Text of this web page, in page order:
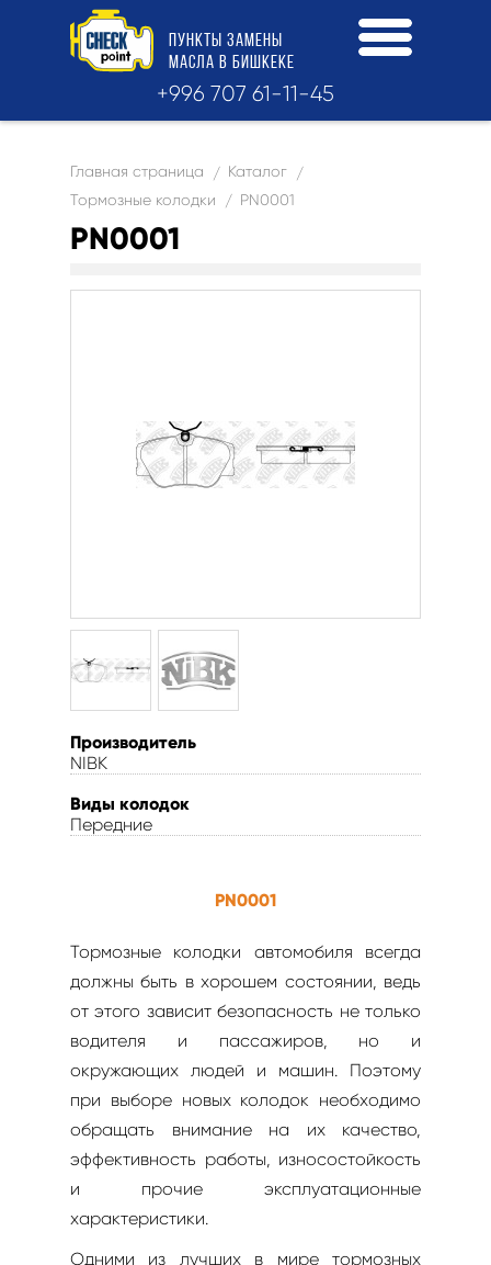
ПУНКТЫ ЗАМЕНЫ
МАСЛА В БИШКЕКЕ
+996 707 61-11-45
Главная страница / Каталог
/
Тормозные колодки
/ PN0001
PN0001
Производитель
NIBK
Виды колодок
Передние
PN0001
Тормозные колодки автомобиля всегда
должны быть в хорошем состоянии, ведь
от этого зависит безопасность не только
водителя и пассажиров, но и
окружающих людей и машин. Поэтому
при выборе новых колодок необходимо
обращать внимание на их качество,
эффективность работы, износостойкость
и прочие эксплуатационные
характеристики.
Одними из лучших в мире тормозных